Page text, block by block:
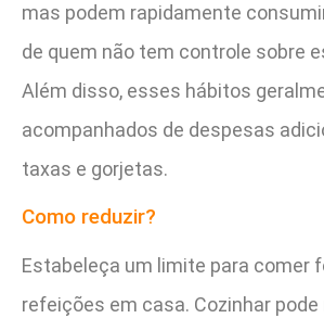
mas podem rapidamente
de quem não tem controle sobre
Além disso, esses hábitos
acompanhados de despesas
taxas e gorjetas.
Como reduzir?
Estabeleça um limite para comer
refeições em casa. Cozinhar